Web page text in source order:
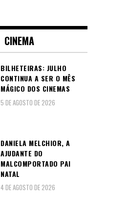
CINEMA
BILHETEIRAS: JULHO
CONTINUA A SER O MÊS
MÁGICO DOS CINEMAS
5 DE AGOSTO DE 2026
DANIELA MELCHIOR, A
AJUDANTE DO
MALCOMPORTADO PAI
NATAL
4 DE AGOSTO DE 2026